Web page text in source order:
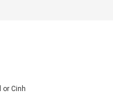
or Cinh